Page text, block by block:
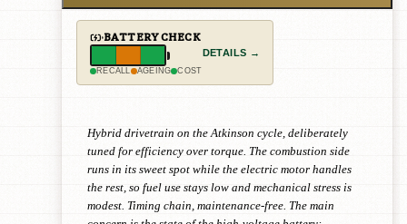
BATTERY CHECK
RECALL AGEING COST
DETAILS →
Hybrid drivetrain on the Atkinson cycle, deliberately
tuned for efficiency over torque. The combustion side
runs in its sweet spot while the electric motor handles
the rest, so fuel use stays low and mechanical stress is
modest. Timing chain, maintenance-free. The main